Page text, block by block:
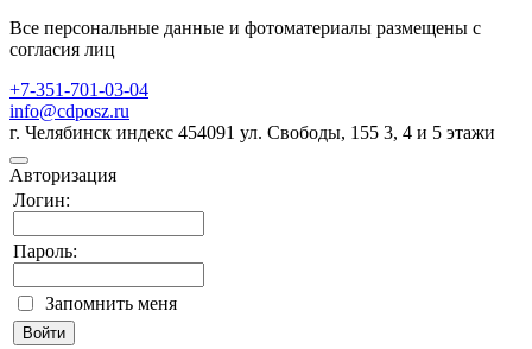
Все персональные данные и фотоматериалы размещены с
согласия лиц
+7-351-701-03-04
info@cdposz.ru
г. Челябинск индекс 454091 ул. Свободы, 155 3, 4 и 5 этажи
Авторизация
Логин:
Пароль:
Запомнить меня